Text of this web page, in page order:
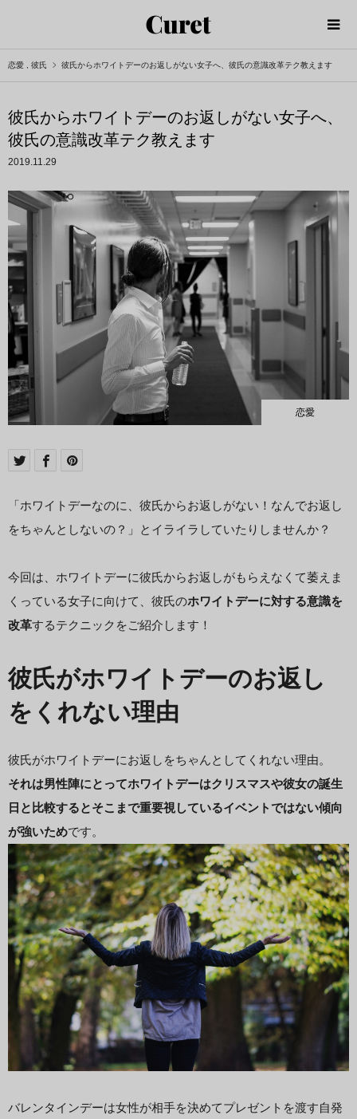
恋愛 彼氏 彼氏からホワイトデーのお返しがない女子へ、彼氏の意識改革テク教えます
彼氏からホワイトデーのお返しがない女子へ、
彼氏の意識改革テク教えます
2019.11.29
恋愛
「ホワイトデーなのに、彼氏からお返しがない！なんでお返し
をちゃんとしないの？」とイライラしていたりしませんか？
今回は、ホワイトデーに彼氏からお返しがもらえなくて萎えま
くっている女子に向けて、彼氏のホワイトデーに対する意識を
改革するテクニックをご紹介します！
彼氏がホワイトデーのお返し
をくれない理由
彼氏がホワイトデーにお返しをちゃんとしてくれない理由。
それは男性陣にとってホワイトデーはクリスマスや彼女の誕生
日と比較するとそこまで重要視しているイベントではない傾向
が強いためです。
バレンタインデーは女性が相手を決めてプレゼントを渡す自発